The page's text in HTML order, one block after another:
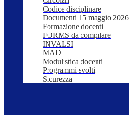
Codice disciplinare
Documenti 15 maggio 2026
Formazione docenti
FORMS da compilare
INVALSI
MAD
Modulistica docenti
Programmi svolti
Sicurezza